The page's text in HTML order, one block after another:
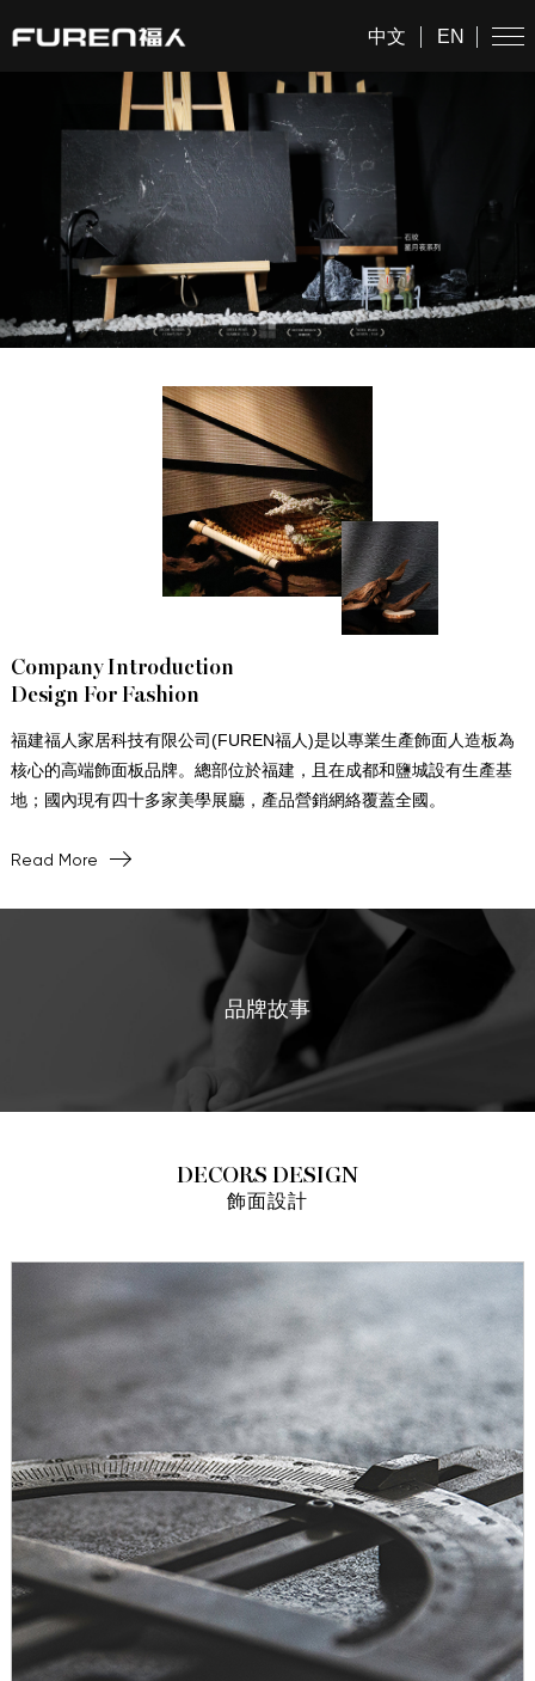
EN
中文
DESIGN FOR FASHION
Company Introduction
Design For Fashion
福建福人家居科技有限公司(FUREN福人)是以專業生產飾面人造板為
核心的高端飾面板品牌。總部位於福建，且在成都和鹽城設有生產基
地；國內現有四十多家美學展廳，產品營銷網絡覆蓋全國。
Read More
品牌故事
DECORS DESIGN
飾面設計